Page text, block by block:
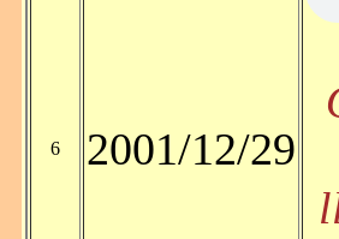
6 2001/12/29